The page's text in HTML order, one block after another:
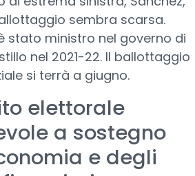
sembra scarsa.
stato ministro nel governo di
nel 2021-22. Il ballottaggio
si terrà a giugno.
elettorale
a sostegno
e degli